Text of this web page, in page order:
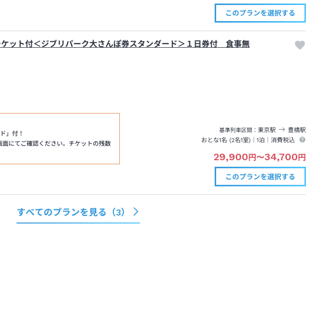
このプランを選択する
ット付＜ジブリパーク大さんぽ券スタンダード＞１日券付 食事無
」付！
にてご確認ください。チケットの残数
基準列車区間 東京駅 豊橋駅
おとな1名 (2名1室)｜1泊 ｜消費税込
29,900 円 〜34,700 円
このプランを選択する
すべてのプランを見る（3）